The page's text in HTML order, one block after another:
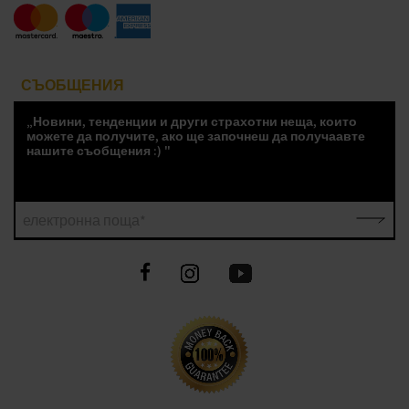
СЪОБЩЕНИЯ
„Новини, тенденции и други страхотни неща, които
можете да получите, ако ще започнеш да получаавте
нашите съобщения :) "